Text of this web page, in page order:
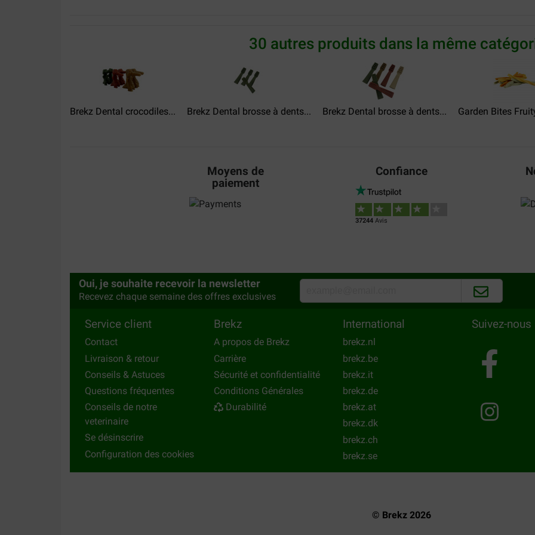
Mijn hond wil geen andere botten,deze geprobeerd en ze vind ze heerlijk,
Translate to English
Duidelijk vindt de hond het
Marinus van Asten
Brück
gerne, sind auch gut
30 autres produits dans la même
Brekz Dental crocodiles... Brekz Dental brosse à dents... Brekz Dental brosse à dents... Garden Bites
Moyens de
paiement
Confiance
37244Avis
Oui, je souhaite recevoir la newsletter
Recevez chaque semaine des offres exclusives
Service client
Contact
Livraison & retour
Conseils & Astuces
Questions fréquentes
Conseils de notre
veterinaire
Se désinscrire
Configuration des cookies
Brekz
A propos de Brekz
Carrière
Sécurité et confidentialité
Conditions Générales
Durabilité
International
brekz.nl
brekz.be
brekz.it
brekz.de
brekz.at
brekz.dk
brekz.ch
brekz.se
Suivez-nous
© Brekz 2026